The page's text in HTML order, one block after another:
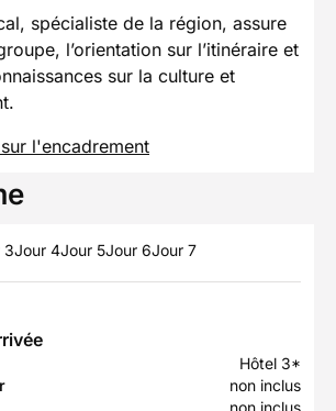
spécialiste de la région, assure
l’orientation sur l’itinéraire et
sur la culture et
l'encadrement
3Jour 4Jour 5Jour 6Jour 7
Hôtel 3*
non inclus